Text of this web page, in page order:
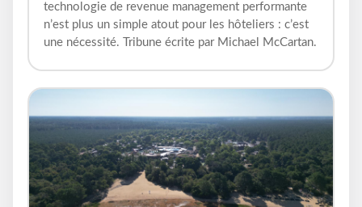
technologie de revenue management performante
n’est plus un simple atout pour les hôteliers : c’est
une nécessité. Tribune écrite par Michael McCartan.